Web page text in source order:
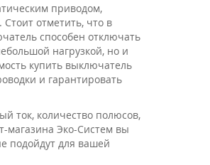
приводом,
отметить, что в
способен отключать
нагрузкой, но и
купить выключатель
и гарантировать
ток, количество полюсов,
магазина Эко-Систем вы
подойдут для вашей